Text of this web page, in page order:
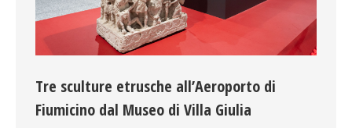
Tre sculture etrusche all’Aeroporto di
Fiumicino dal Museo di Villa Giulia